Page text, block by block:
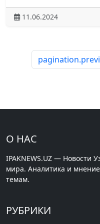
11.06.2024
О НАС
IPAKNEWS.UZ — Новости
мира. Аналитика и
темам.
РУБРИКИ